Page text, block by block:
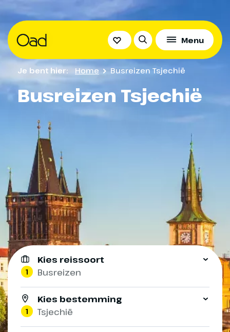
Menu
Busreizen Tsjechië
Je bent hier: Home Busreizen Tsjechië
Kies reissoort
1 Busreizen
Kies bestemming
1 Tsjechië